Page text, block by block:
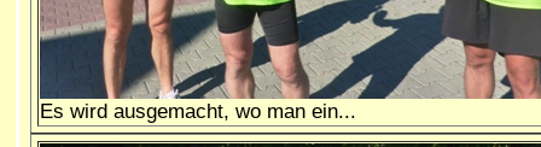
Es wird ausgemacht, wo man ein...